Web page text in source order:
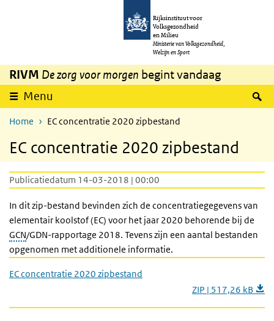
Overslaan en naar de inhoud gaan
Rijksinstituut voor
Volksgezondheid
en Milieu
Ministerie van Volksgezondheid,
Welzijn en Sport
RIVM De zorg voor morgen begint vandaag
Menu
Home EC concentratie 2020 zipbestand
EC concentratie 2020 zipbestand
Publicatiedatum 14-03-2018 | 00:00
In dit zip-bestand bevinden zich de concentratiegegevens van
elementair koolstof (EC) voor het jaar 2020 behorende bij de
GCN/GDN-rapportage 2018. Tevens zijn een aantal bestanden
opgenomen met additionele informatie.
EC concentratie 2020 zipbestand
ZIP | 517,26 kB